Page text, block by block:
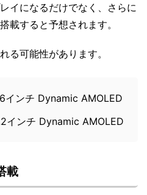
イになるだけでなく、さらに
載すると予想されます。
る可能性があります。
インチ Dynamic AMOLED
インチ Dynamic AMOLED
載